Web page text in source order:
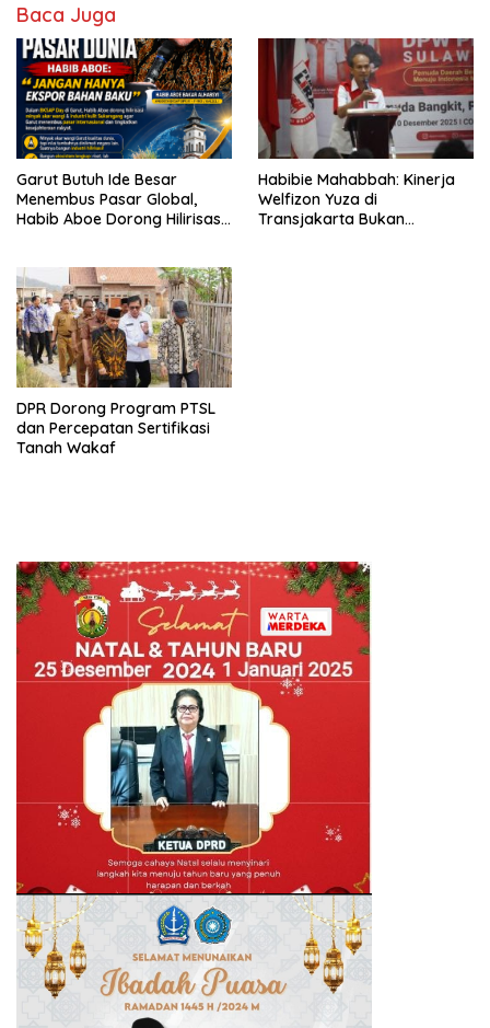
Baca Juga
Garut Butuh Ide Besar
Menembus Pasar Global,
Habib Aboe Dorong Hilirisasi
Habibie Mahabbah: Kinerja
Welfizon Yuza di
Transjakarta Bukan
DPR Dorong Program PTSL
dan Percepatan Sertifikasi
Tanah Wakaf